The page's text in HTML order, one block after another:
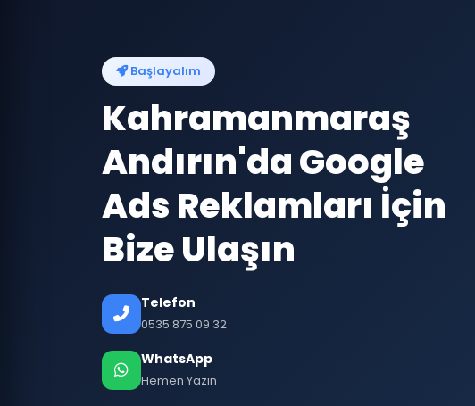
Başlayalım
Kahramanmaraş
Andırın'da Google
Ads Reklamları İçin
Bize Ulaşın
Telefon
0535 875 09 32
WhatsApp
Hemen Yazın